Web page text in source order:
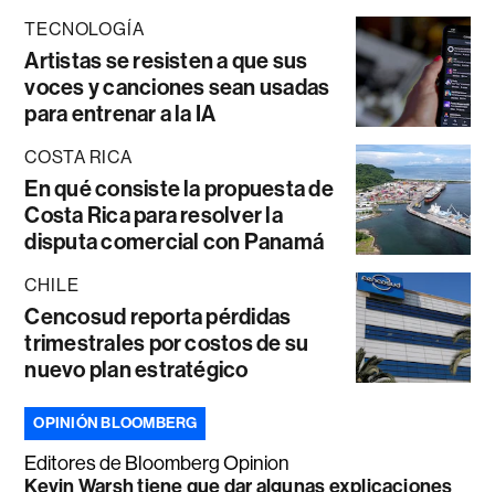
TECNOLOGÍA
Artistas se resisten a que sus
voces y canciones sean usadas
para entrenar a la IA
COSTA RICA
En qué consiste la propuesta de
Costa Rica para resolver la
disputa comercial con Panamá
CHILE
Cencosud reporta pérdidas
trimestrales por costos de su
nuevo plan estratégico
OPINIÓN BLOOMBERG
Editores de Bloomberg Opinion
Kevin Warsh tiene que dar algunas explicaciones